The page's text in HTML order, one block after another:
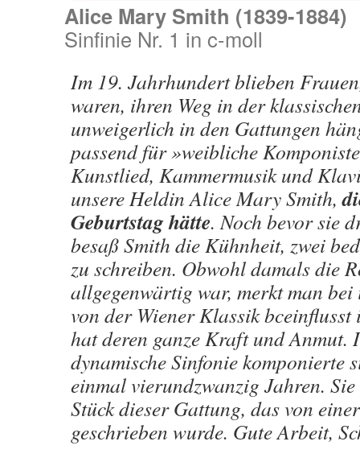
Alice Mary Smith (1839-1884)
Sinfinie Nr. 1 in c-moll
Im 19. Jahrhundert blieben
waren, ihren Weg in der
unweigerlich in den Gattungen
passend für »weibliche
Kunstlied, Kammermusik und
unsere Heldin Alice Mary Smith,
Geburtstag hätte. Noch bevor sie
besaß Smith die Kühnheit, zwei
zu schreiben. Obwohl damals die
allgegenwärtig war, merkt man
von der Wiener Klassik bceinflusst
hat deren ganze Kraft und Anmut.
dynamische Sinfonie komponierte
einmal vier­undzwanzig Jahren.
Stück dieser Gattung, das von
geschrieben wurde. Gute Arbeit,